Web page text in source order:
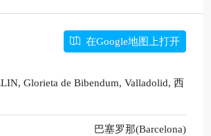
在Google地图上打开
Glorieta de Bibendum, Valladolid, 西
巴塞罗那(Barcelona)